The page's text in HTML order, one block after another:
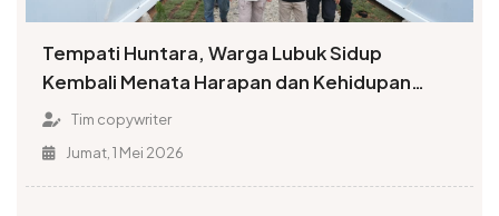
Tempati Huntara, Warga Lubuk Sidup
Kembali Menata Harapan dan Kehidupan
Pascabencana
Tim copywriter
Jumat, 1 Mei 2026